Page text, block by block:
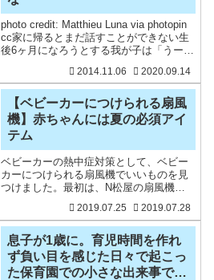
photo credit: Matthieu Luna via photopin
cc家に帰るとまだ話すことができない生
後6ヶ月になろうとする我が子は「うー！
れてくれます(笑)そんなに手をバタバタし
たら痛
2014.11.06 2020.09.14
【ベビーカーにつけられる扇風
機】赤ちゃんには夏の必須アイ
テム
ベビーカーの熱中症対策として、ベビー
カーにつけられる扇風機でいいものを見
つけました。最初は、N松屋の扇風機を
けど！すぐ壊れたんですけど！と怒り心
頭だったので（これが西M屋品質か）と
思いつつ、新たな扇風機を
2019.07.25 2019.07.28
息子が1歳に。育児時間を作れ
ず負い目を感じた日々で起こっ
た保育園での小さな出来事で涙